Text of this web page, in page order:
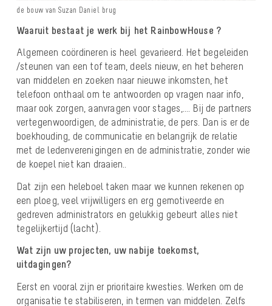
de bouw van Suzan Daniel brug
Waaruit bestaat je werk bij het RainbowHouse ?
Algemeen coördineren is heel gevarieerd. Het begeleiden
/steunen van een tof team, deels nieuw, en het beheren
van middelen en zoeken naar nieuwe inkomsten, het
telefoon onthaal om te antwoorden op vragen naar info,
maar ook zorgen, aanvragen voor stages,…. Bij de partners
vertegenwoordigen, de administratie, de pers. Dan is er de
boekhouding, de communicatie en belangrijk de relatie
met de ledenverenigingen en de administratie, zonder wie
de koepel niet kan draaien..
Dat zijn een heleboel taken maar we kunnen rekenen op
een ploeg, veel vrijwilligers en erg gemotiveerde en
gedreven administrators en gelukkig gebeurt alles niet
tegelijkertijd (lacht).
Wat zijn uw projecten, uw nabije toekomst,
uitdagingen?
Eerst en vooral zijn er prioritaire kwesties. Werken om de
organisatie te stabiliseren, in termen van middelen. Zelfs